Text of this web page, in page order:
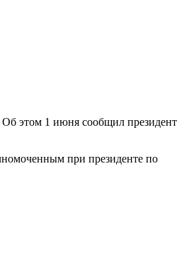
этом 1 июня сообщил президент
при президенте по